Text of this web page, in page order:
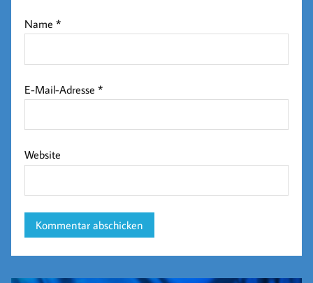
Name*
E-Mail-Adresse*
Website